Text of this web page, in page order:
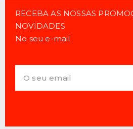
RECEBA AS NOSSAS
NOVIDADES
No seu e-mail